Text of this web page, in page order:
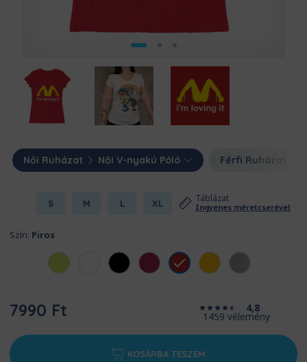
Női Ruházat Női V-nyakú Póló Férfi Ruházat
S M L XL Táblázat
Ingyenes méretcserével
Szín: Piros
7990 Ft 4,8
1459 vélemény
KOSÁRBA TESZEM